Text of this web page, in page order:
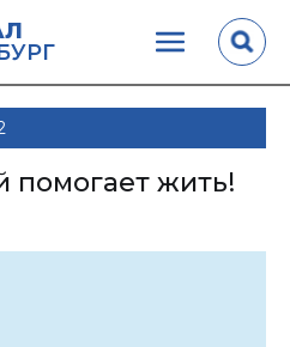
помогает жить!